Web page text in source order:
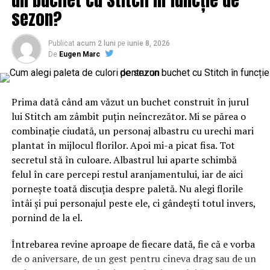
URMATORUL
Este fără precedent în politică! Atac josnic la adresa lui
Klaus Iohannis din partea PSD! | BuzauAZI
NU RATATI
Lovitură de teatru! Celebrii foști concurenți Exatlon care
au semnat cu Pro Tv! Emisiunea cu care vor să dea
sezon?
Publicat acum 2 luni pe iunie 8, 2026
De Eugen Marc
Prima dată când am văzut un buchet construit în jurul
lui Stitch am zâmbit puțin neîncrezător. Mi se părea o
combinație ciudată, un personaj albastru cu urechi mari
plantat în mijlocul florilor. Apoi mi-a picat fisa. Tot
secretul stă în culoare. Albastrul lui aparte schimbă
felul în care percepi restul aranjamentului, iar de aici
pornește toată discuția despre paletă. Nu alegi florile
întâi și pui personajul peste ele, ci gândești totul invers,
pornind de la el.
Întrebarea revine aproape de fiecare dată, fie că e vorba
de o aniversare, de un gest pentru cineva drag sau de un